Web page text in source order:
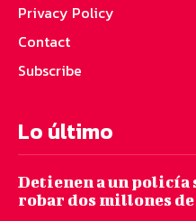
Privacy Policy
Contact
Subscribe
Lo último
Detienen a un policía
robar dos millones de